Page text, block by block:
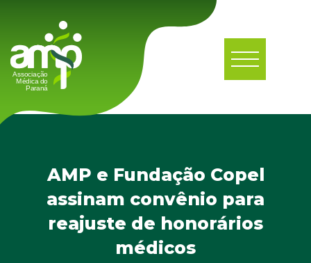
AMP e Fundação Copel
assinam convênio para
reajuste de honorários
médicos